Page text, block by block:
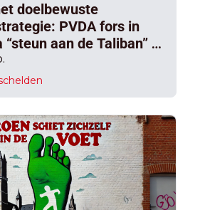
doelbewuste
PVDA fors in
aan de Taliban” en
niqab's, Mertens eist